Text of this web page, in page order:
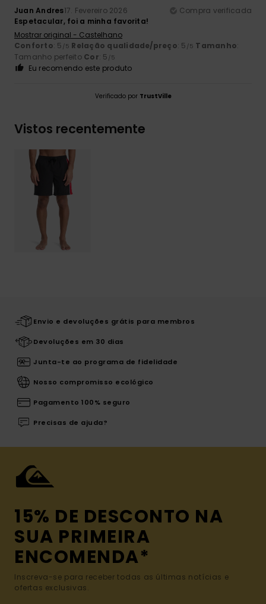
Juan Andres17. Fevereiro 2026
Compra verificada
Espetacular, foi a minha favorita!
Mostrar original - Castelhano
Conforto: 5 /5 Relação qualidade/preço: 5 /5 Tamanho:
Tamanho perfeito Cor: 5 /5
Eu recomendo este produto
Verificado por TrustVille
Vistos recentemente
Envio e devoluções grátis para membros
Devoluções em 30 dias
Junta-te ao programa de fidelidade
Nosso compromisso ecológico
Pagamento 100% seguro
Precisas de ajuda?
15% DE DESCONTO NA
SUA PRIMEIRA
ENCOMENDA*
Inscreva-se para receber todas as últimas notícias e
ofertas exclusivas.